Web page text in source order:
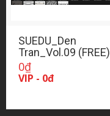
SUEDU_Den
Tran_Vol.09 (FREE)
0₫
VIP - 0đ